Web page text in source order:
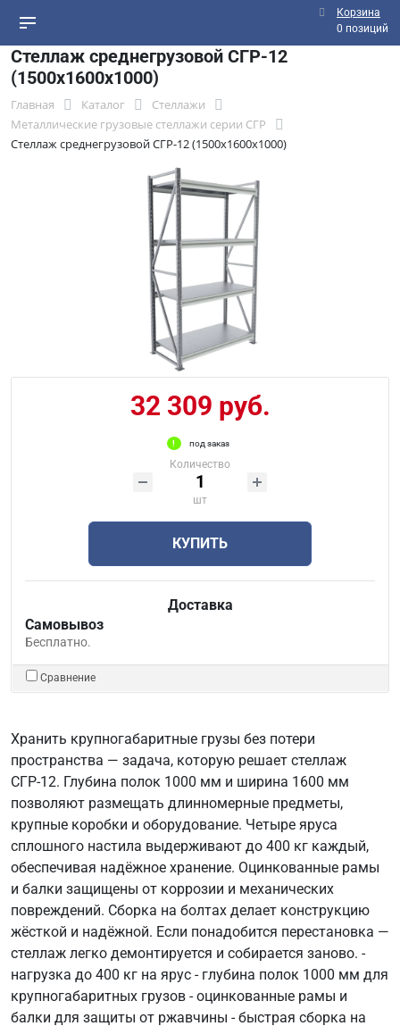
Корзина
0 позиций
Стеллаж среднегрузовой СГР-12
(1500х1600х1000)
Главная Каталог
Стеллажи
Металлические грузовые стеллажи серии СГР
Стеллаж среднегрузовой СГР-12 (1500х1600х1000)
32 309 руб.
под заказ
Количество
шт
КУПИТЬ
Доставка
Самовывоз
Бесплатно.
Сравнение
Хранить крупногабаритные грузы без потери
пространства — задача, которую решает стеллаж
СГР-12. Глубина полок 1000 мм и ширина 1600 мм
позволяют размещать длинномерные предметы,
крупные коробки и оборудование. Четыре яруса
сплошного настила выдерживают до 400 кг каждый,
обеспечивая надёжное хранение. Оцинкованные рамы
и балки защищены от коррозии и механических
повреждений. Сборка на болтах делает конструкцию
жёсткой и надёжной. Если понадобится перестановка —
стеллаж легко демонтируется и собирается заново. -
нагрузка до 400 кг на ярус - глубина полок 1000 мм для
крупногабаритных грузов - оцинкованные рамы и
балки для защиты от ржавчины - быстрая сборка на